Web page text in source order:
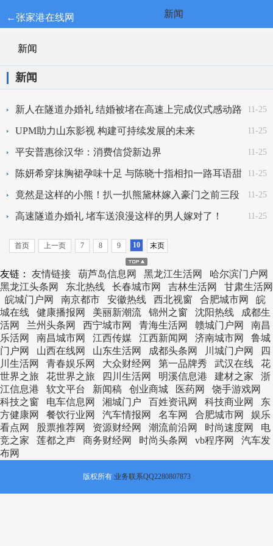
←张家港在线网 新闻
新闻
新闻
11-25
新人在隧道办婚礼 结婚被堵在高速上完成仪式感动路
人（图） 11-25
UPM助力山东影视 构建可持续发展的未来
11-25
平安普惠徐汉华：消费信贷新边界
11-25
陈妍希穿抹胸裙孕味十足 与陈晓十指相扣一路耳语甜
蜜惹人羡慕 11-25
竟然是这样的小熊！扒一扒熊黛林嫁入豪门之前三段
狗血情史 11-25
高速隧道办婚礼 堵车送浪漫这样的男人嫁对了！
首页 上一页 7 8 9 10 末页
友链： 友情链接 葫芦岛信息网 黑龙江生活网
哈尔滨门户网
黑龙江头条网
东北热线 长春城市网 吉林生活网
甘肃生活网
皖城门户网
南京都市 安徽热线 西北视窗 合肥城市网
皖
城在线
健康播报网 美丽新潮流 锦州之窗 沈阳热线
成都生
活网
兰州头条网 西宁城市网 青海生活网 赣城门户网
南昌
乐活网
南昌城市网 江西传媒 江西新闻网 济南城市网
鲁城
门户网
山西在线网 山东生活网 成都头条网 川城门户网
四
川生活网
青春娱乐网 大众财经网 第一品牌秀 武汉在线
花
世界之旅
花世界之旅 四川生活网 明溪信息港 建材之家
浙
江信息港
软文平台 新闻稿 创业商城 医药网
饶手游戏网
科技之窗
电车信息网 湘城门户 百姓资讯网 科技商业网
东
方健康网
餐饮行业网 汽车情报网 名车网 合肥城市网
娱乐
看点网
股票推荐网 资源财经网 潮流前沿网 时尚速度网
电
竞之家
莲都之声 商务财经网 时尚头条网 vb程序网
汽车发
布网
版权所有 业务联系QQ2280807873